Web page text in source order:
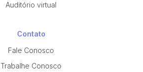
Auditório virtual
Contato
Fale Conosco
Trabalhe Conosco